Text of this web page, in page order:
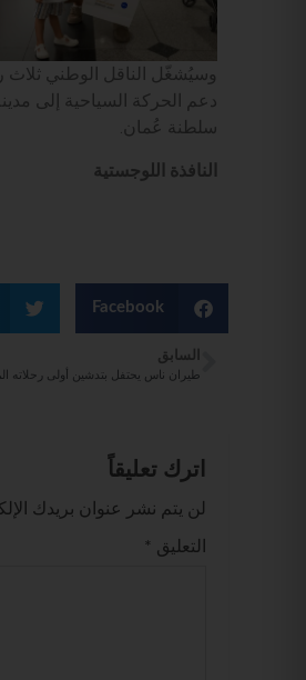
وسيُشغّل الناقل الوطني ثلاث
دعم الحركة السياحية إلى
سلطنة عُمان.
النافذة اللوجستية
Facebook
السابق
طيران ناس يحتفل بتدشين أولى رحلاته
اترك تعليقاً
لن يتم نشر عنوان بريدك
التعليق *